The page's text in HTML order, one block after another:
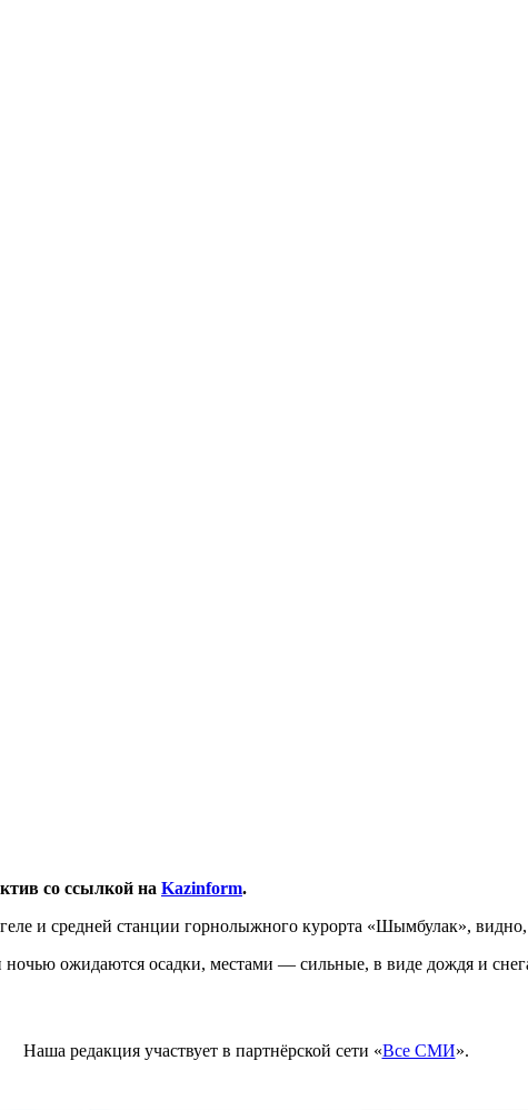
со ссылкой на Kazinform.
и средней станции горнолыжного курорта «Шымбулак»,
ожидаются осадки, местами — сильные, в виде дождя и
Наша редакция участвует в партнёрской сети «Все СМИ».